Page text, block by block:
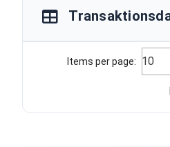
Items per page: 10